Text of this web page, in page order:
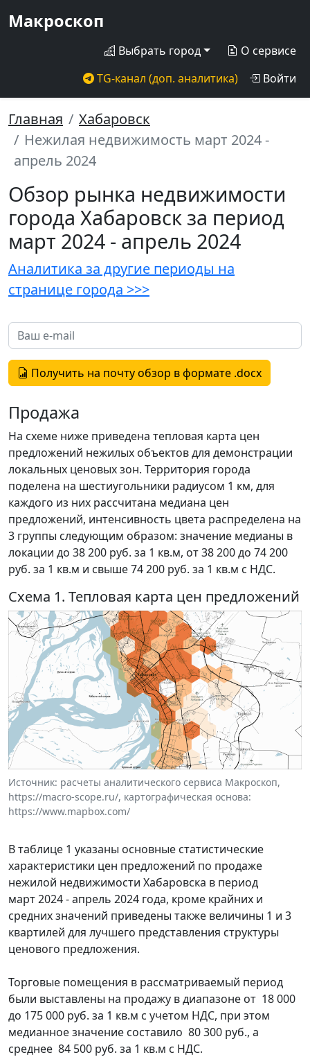
Макроскоп
Выбрать город
О сервисе
TG-канал (доп. аналитика)
Войти
Главная
Хабаровск
Нежилая недвижимость март 2024 -
апрель 2024
Обзор рынка недвижимости
города Хабаровск за период
март 2024 - апрель 2024
Аналитика за другие периоды на
странице города >>>
Получить на почту обзор в формате .docx
Продажа
На схеме ниже приведена тепловая карта цен
предложений нежилых объектов для демонстрации
локальных ценовых зон. Территория города
поделена на шестиугольники радиусом 1 км, для
каждого из них рассчитана медиана цен
предложений, интенсивность цвета распределена на
3 группы следующим образом: значение медианы в
локации до 38 200 руб. за 1 кв.м, от 38 200 до 74 200
руб. за 1 кв.м и свыше 74 200 руб. за 1 кв.м с НДС.
Схема 1. Тепловая карта цен предложений
Источник: расчеты аналитического сервиса Макроскоп,
https://macro-scope.ru/, картографическая основа:
https://www.mapbox.com/
В таблице 1 указаны основные статистические
характеристики цен предложений по продаже
нежилой недвижимости Хабаровска в период
март 2024 - апрель 2024 года, кроме крайних и
средних значений приведены также величины 1 и 3
квартилей для лучшего представления структуры
ценового предложения.
Торговые помещения в рассматриваемый период
были выставлены на продажу в диапазоне от 18 000
до 175 000 руб. за 1 кв.м с учетом НДС, при этом
медианное значение составило 80 300 руб., а
среднее 84 500 руб. за 1 кв.м с НДС.